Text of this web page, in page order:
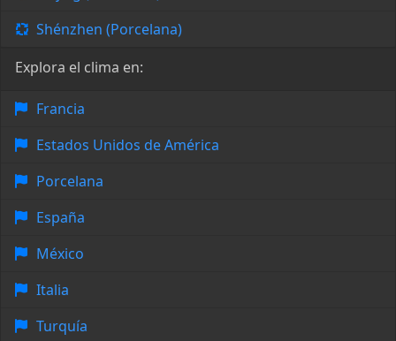
Shénzhen (Porcelana)
Explora el clima en:
Francia
Estados Unidos de América
Porcelana
España
México
Italia
Turquía